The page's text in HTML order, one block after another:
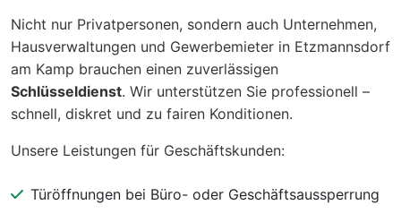
Nicht nur Privatpersonen, sondern auch Unternehmen,
Hausverwaltungen und Gewerbemieter in Etzmannsdorf
am Kamp brauchen einen zuverlässigen
Schlüsseldienst. Wir unterstützen Sie professionell –
schnell, diskret und zu fairen Konditionen.
Unsere Leistungen für Geschäftskunden:
Türöffnungen bei Büro- oder Geschäftsaussperrung